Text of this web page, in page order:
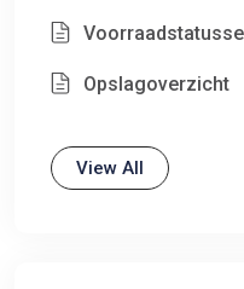
Opslagoverzicht
View All